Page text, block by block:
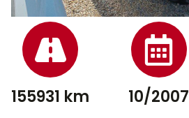
155931 km 10/2007